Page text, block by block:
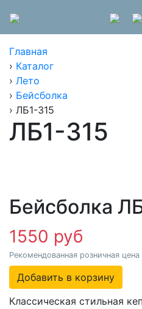
Главная
› Каталог
› Лето
› Бейсболка
› ЛБ1-315
ЛБ1-315
Бейсболка
1550 руб
Рекомендованная розничная цена
Добавить в корзину
Классическая стильная